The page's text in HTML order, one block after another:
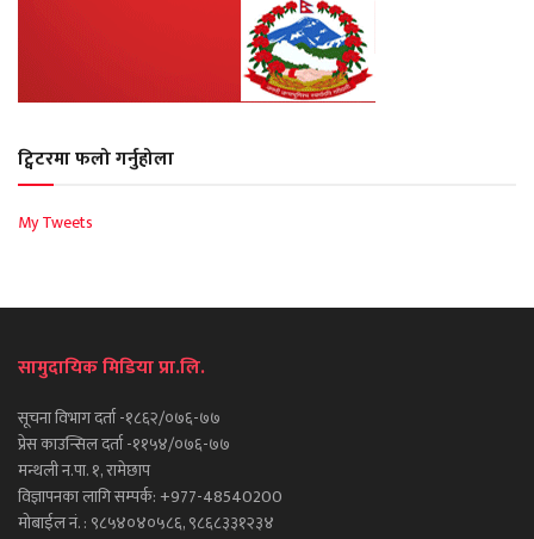
ट्विटरमा फलो गर्नुहोला
My Tweets
सामुदायिक मिडिया प्रा.लि.
सूचना विभाग दर्ता -१८६२/०७६-७७
प्रेस काउन्सिल दर्ता -११५४/०७६-७७
मन्थली न.पा. १, रामेछाप
विज्ञापनका लागि सम्पर्क: +977-48540200
मोबाईल नं. : ९८५४०४०५८६, ९८६८३३१२३४